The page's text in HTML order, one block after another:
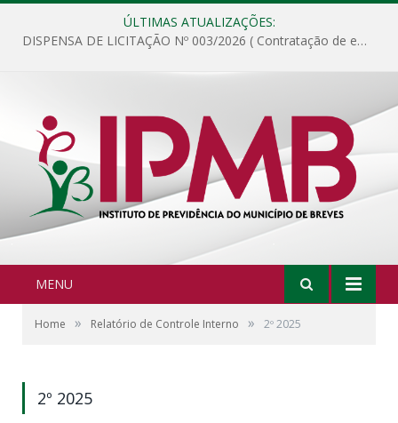
ÚLTIMAS ATUALIZAÇÕES:
DISPENSA DE LICITAÇÃO Nº 003/2026 ( Contratação de empresa para fornecimento de gêneros alimentícios não perecíveis, materiais de expediente, descartáveis, copa e cozinha, para análise e posterior publicação.)
MENU
Home » Relatório de Controle Interno » 2º 2025
2º 2025